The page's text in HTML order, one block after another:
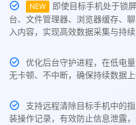
NEW
即使目标手机处于锁
台、文件管理器、浏览器缓存、
入内容，实现高效数据采集与持续
优化后台守护进程，在低电
无卡顿、不中断，确保持续数据上
支持远程清除目标手机中的
装操作记录，有效防止信息泄露